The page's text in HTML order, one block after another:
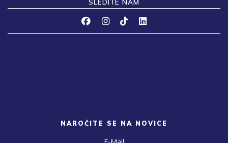
SLEDITE NAM
NAROČITE SE NA NOVICE